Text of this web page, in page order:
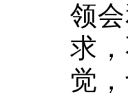
领
求
觉